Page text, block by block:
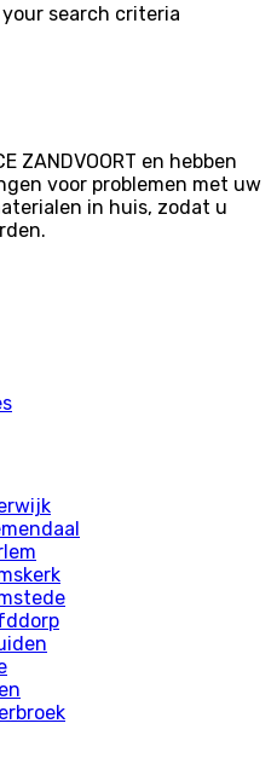
search criteria
ZANDVOORT en hebben
voor problemen met uw
in huis, zodat u